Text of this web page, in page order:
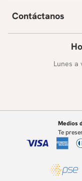
Contáctanos
Lunes a
Medios
Te